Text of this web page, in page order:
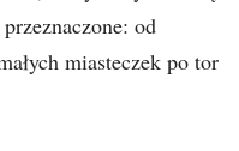
od
miasteczek po tor